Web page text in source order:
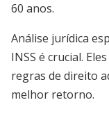
60 anos.
Análise jurídica
INSS é crucial.
regras de direito
melhor retorno.